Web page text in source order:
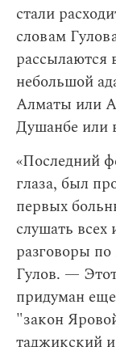
стали
словам
рассылаются
небольшой
Алматы или
Душанбе или
«Последний
глаза, был
первых
слушать всех
разговоры
Гулов. —
придуман
"закон